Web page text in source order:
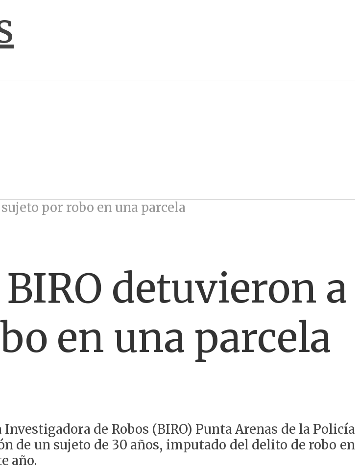
por robo en una parcela
detuvieron a
en una parcela
de Robos (BIRO) Punta Arenas de la Policía
de un sujeto de 30 años, imputado del delito de robo en
año.